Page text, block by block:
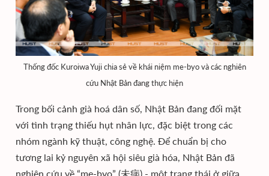
Thống đốc Kuroiwa Yuji chia sẻ về khái niệm me-byo và các nghiên
cứu Nhật Bản đang thực hiện
Trong bối cảnh già hoá dân số, Nhật Bản đang đối mặt
với tình trạng thiếu hụt nhân lực, đặc biệt trong các
nhóm ngành kỹ thuật, công nghệ. Để chuẩn bị cho
tương lai kỷ nguyên xã hội siêu già hóa, Nhật Bản đã
nghiên cứu về “me-byo” (未病) - một trạng thái ở giữa